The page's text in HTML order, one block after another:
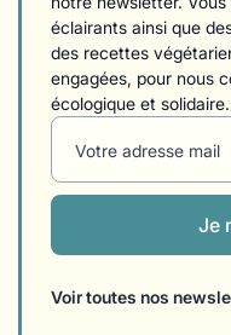
éclairants ainsi que
des recettes
engagées, pour nous
écologique et solidaire.
Votre adresse mail
Je
Voir toutes nos